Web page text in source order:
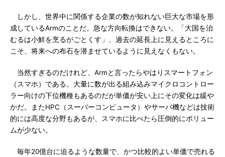
しかし、世界中に関係する企業の数が知れない巨大な市場を形
成しているArmのことだ。急な方向転換はできない。「大国を治
むるは小鮮を烹るがごとくす」、過去の延長上に見えるところに
こそ、将来への布石を潜ませているように見えなくもない。
当然すぎるのだけれど、Armと言ったらやはりスマートフォン
（スマホ）である。大量に数が出る組み込みマイクロコントロー
ラー向けの下位機種もあるのだが単価が安い上にその変化は緩や
かだ。またHPC（スーパーコンピュータ）やサーバ機などは技術
的には高度な分野もあるが、スマホに比べたら圧倒的にボリュー
ムが少ない。
毎年20億台に迫るような数量で、かつ比較的よい単価で売れる